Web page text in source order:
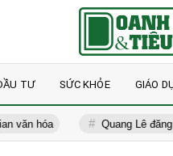
TƯ SỨC KHỎE GIÁO
Quang Lê đăng cáo